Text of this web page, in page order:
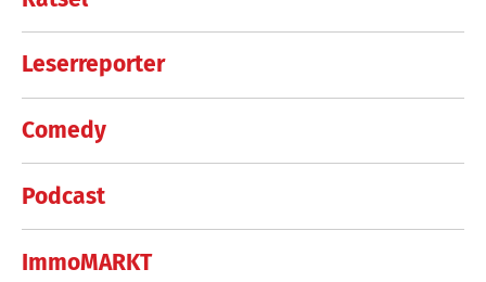
Leserreporter
Comedy
Podcast
ImmoMARKT